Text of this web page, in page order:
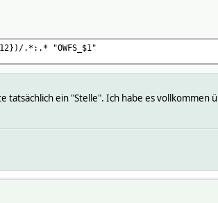
.*:.* "OWFS_$1"
tatsächlich ein "Stelle". Ich habe es vollkommen